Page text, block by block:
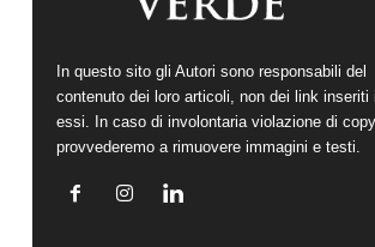
In questo sito gli Autori sono responsabili del
contenuto dei loro articoli, non dei link inseriti
essi. In caso di involontaria violazione di
provvederemo a rimuovere immagini e testi.